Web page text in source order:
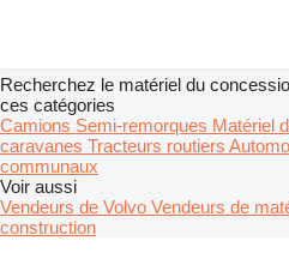
Recherchez le matériel du
ces catégories
Camions Semi-remorques Matériel
caravanes Tracteurs routiers
communaux
Voir aussi
Vendeurs de Volvo Vendeurs de
construction